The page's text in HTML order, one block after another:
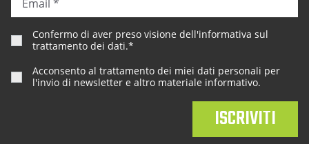
Confermo di aver preso visione dell'informativa sul
trattamento dei dati.*
Acconsento al trattamento dei miei dati personali per
l'invio di newsletter e altro materiale informativo.